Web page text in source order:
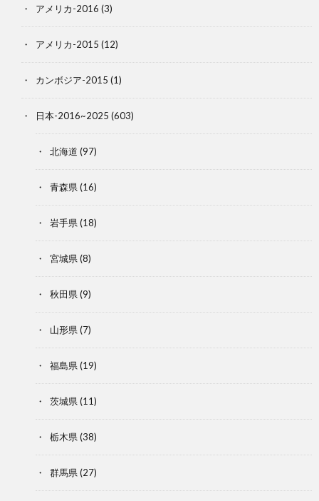
アメリカ-2016 (3)
アメリカ-2015 (12)
カンボジア-2015 (1)
日本-2016~2025 (603)
北海道 (97)
青森県(16)
岩手県(18)
宮城県(8)
秋田県(9)
山形県(7)
福島県(19)
茨城県(11)
栃木県(38)
群馬県(27)